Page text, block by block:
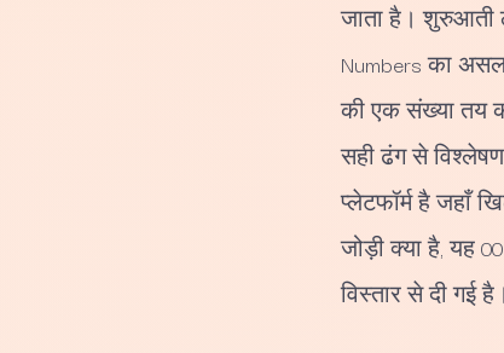
जाता है। शुरुआती
Numbers का
की एक संख्या तय
सही ढंग से
प्लेटफॉर्म है जहाँ
जोड़ी क्या है, यह
विस्तार से दी गई है।